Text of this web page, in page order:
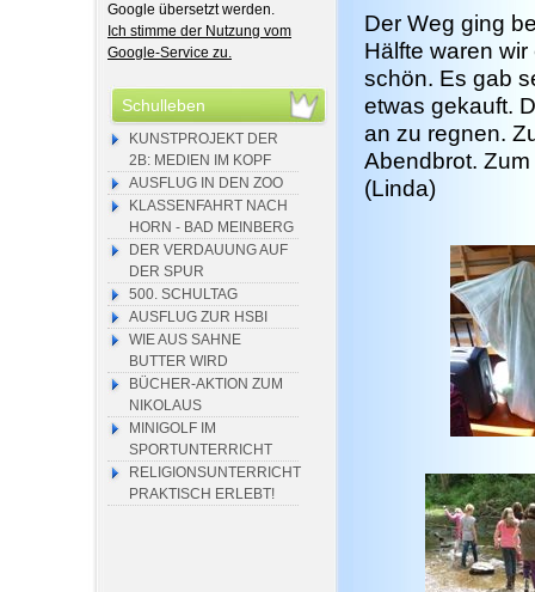
Google übersetzt werden.
Ich stimme der Nutzung vom
Google-Service zu.
Schulleben
KUNSTPROJEKT DER
2B: MEDIEN IM KOPF
AUSFLUG IN DEN ZOO
KLASSENFAHRT NACH
HORN - BAD MEINBERG
DER VERDAUUNG AUF
DER SPUR
500. SCHULTAG
AUSFLUG ZUR HSBI
WIE AUS SAHNE
BUTTER WIRD
BÜCHER-AKTION ZUM
NIKOLAUS
MINIGOLF IM
SPORTUNTERRICHT
RELIGIONSUNTERRICHT
PRAKTISCH ERLEBT!
Der Weg ging
Hälfte waren
schön. Es gab
etwas gekauft.
an zu regnen.
Abendbrot.
(Linda)